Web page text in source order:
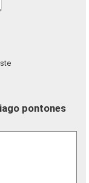
pontones